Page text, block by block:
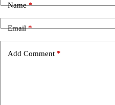
Name*
Email*
Add Comment *